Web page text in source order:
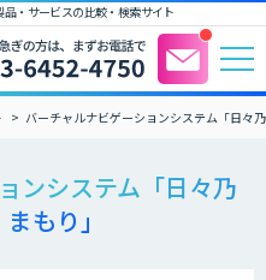
品・サービスの比較・検索サイト
バーチャルナビゲーションシステム「日々
ンシステム「日々乃
もり」